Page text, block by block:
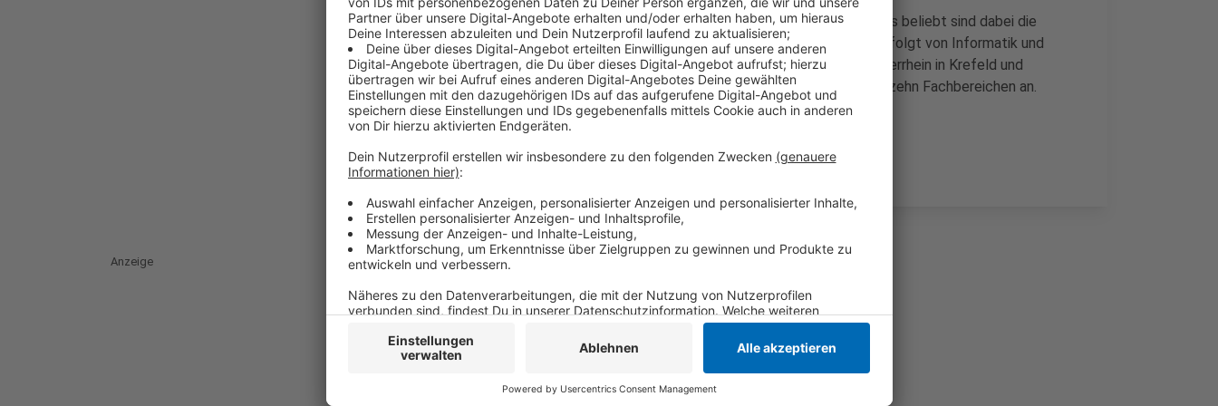
Die meisten von ihnen absolvieren ein Bachelorstudium. Besonders beliebt sind dabei die
Studienfächer Soziale Arbeit und Ernährungswissenschaften - gefolgt von Informatik und
Betriebswirtschaftslehre. Insgesamt bietet die Hochschule Niederrhein in Krefeld und
Mönchengladbach rund 90 Bachelor- und Masterstudiengänge in zehn Fachbereichen an.
Anzeige
Anzeige